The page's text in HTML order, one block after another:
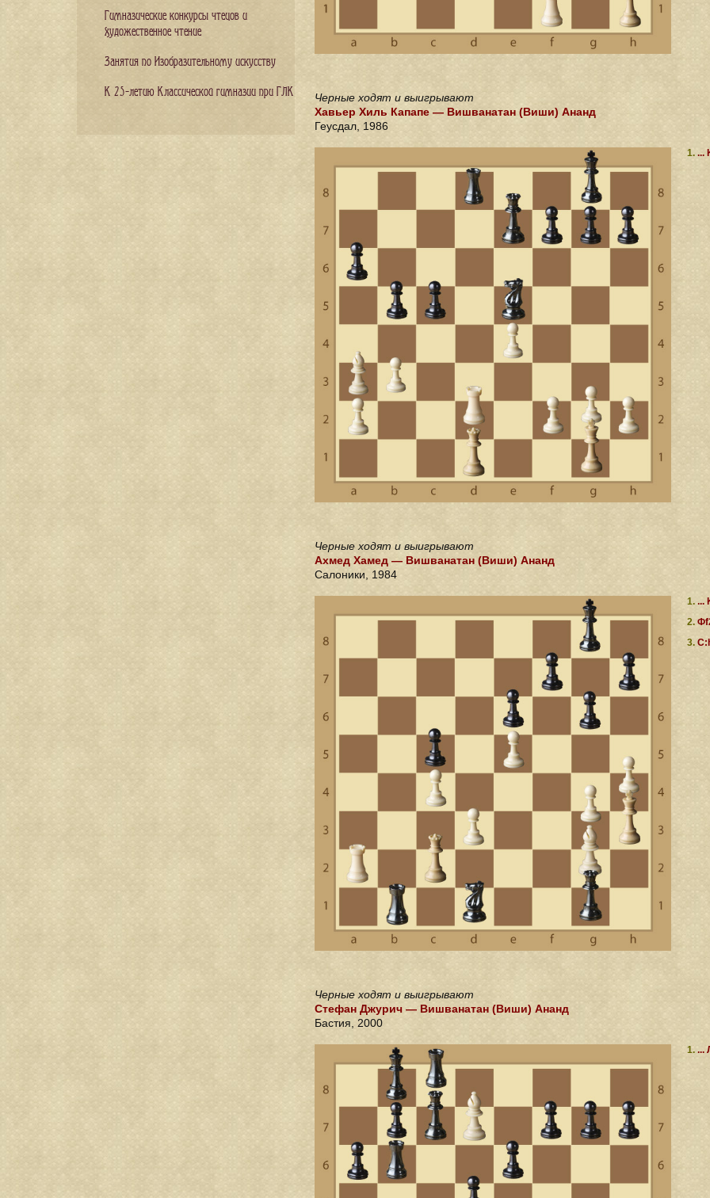
Черные ходят и выигрывают
Хавьер Хиль Капапе — Вишванатан (Виши) Ананд
Геусдал, 1986
1. ...
Черные ходят и выигрывают
Ахмед Хамед — Вишванатан (Виши) Ананд
Салоники, 1984
1. ...
2.
3.
Черные ходят и выигрывают
Стефан Джурич — Вишванатан (Виши) Ананд
Бастия, 2000
1. ...
Гимназические конкурсы чтецов и
художественное чтение
Занятия по Изобразительному искусству
К 25-летию Классической гимназии при ГЛК